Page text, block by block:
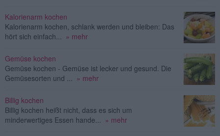
Kalorienarm kochen
Kalorienarm kochen, schlank werden und bleiben: Das
hört sich einfach...
» mehr
Gemüse kochen
Gemüse kochen - Gemüse ist lecker und gesund. Die
Gemüsesorten und ...
» mehr
Billig kochen
Billig kochen heißt nicht, dass es sich um
minderwertiges Essen hande...
» mehr